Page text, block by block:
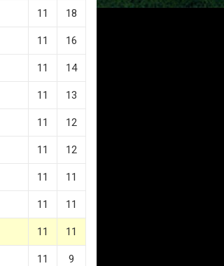
11 18
11 16
11 14
11 13
11 12
11 12
11 11
11 11
11 11
11 9